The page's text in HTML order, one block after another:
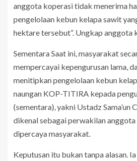
anggota koperasi tidak menerima
pengelolaan kebun kelapa sawit
hektare tersebut”. Ungkap anggota
Sementara Saat ini, masyarakat
mempercayai kepengurusan lama,
menitipkan pengelolaan kebun
naungan KOP-TITIRA kepada
(sementara), yakni Ustadz Sama’un
dikenal sebagai perwakilan
dipercaya masyarakat.
Keputusan itu bukan tanpa alasan.